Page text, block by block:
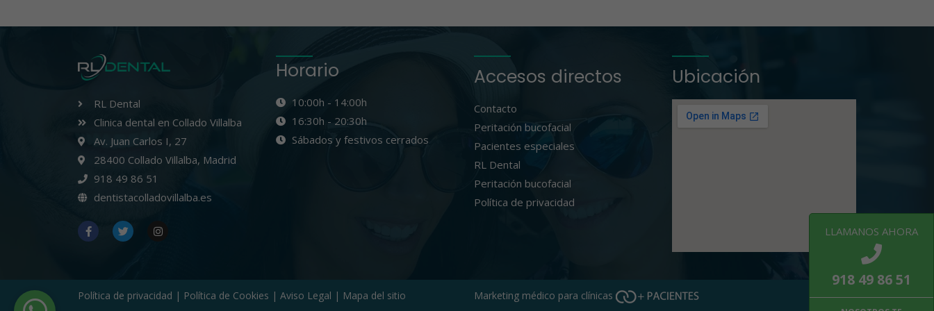
RL Dental
Clinica dental en Collado Villalba
Av. Juan Carlos I, 27
28400 Collado Villalba, Madrid
918 49 86 51
dentistacolladovillalba.es
Horario
10:00h - 14:00h
16:30h - 20:30h
Sábados y festivos cerrados
LLAMANOS AHORA
918 49 86 51
Accesos directos
Contacto
Peritación bucofacial
Pacientes especiales
RL Dental
Peritación bucofacial
Política de privacidad
Ubicación
Política de privacidad | Política de Cookies | Aviso Legal | Mapa del sitio Marketing médico para clínicas